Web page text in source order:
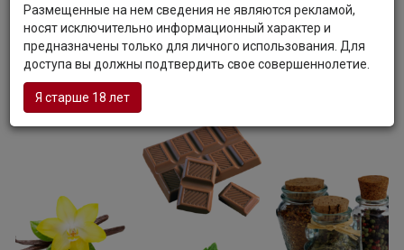
Гастрономия:
Вино прекрасно сочетается с блюдами из
красного мяса на гриле, дичью под ягодными соусами,
жарким и зрелыми сырами.
Размещенные на нем сведения не являются рекламой,
носят исключительно информационный характер и
предназначены только для личного использования. Для
доступа вы должны подтвердить свое совершеннолетие.
Я старше 18 лет